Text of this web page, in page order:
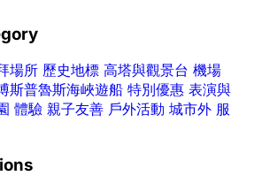
場所 歷史地標 高塔與觀景台 機場
斯普魯斯海峽遊船 特別優惠 表演與
體驗 親子友善 戶外活動 城市外 服